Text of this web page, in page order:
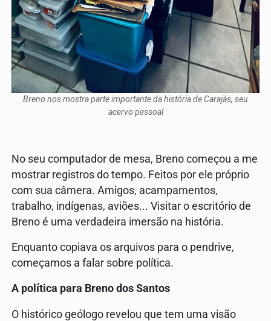
Breno nos mostra parte importante da história de Carajás, seu
acervo pessoal
No seu computador de mesa, Breno começou a me
mostrar registros do tempo. Feitos por ele próprio
com sua câmera. Amigos, acampamentos,
trabalho, indígenas, aviões... Visitar o escritório de
Breno é uma verdadeira imersão na história.
Enquanto copiava os arquivos para o pendrive,
começamos a falar sobre política.
A política para Breno dos Santos
O histórico geólogo revelou que tem uma visão